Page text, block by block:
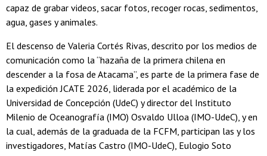
capaz de grabar videos, sacar fotos, recoger rocas, sedimentos,
agua, gases y animales.
El descenso de Valeria Cortés Rivas, descrito por los medios de
comunicación como la “hazaña de la primera chilena en
descender a la fosa de Atacama”, es parte de la primera fase de
la expedición JCATE 2026, liderada por el académico de la
Universidad de Concepción (UdeC) y director del Instituto
Milenio de Oceanografía (IMO) Osvaldo Ulloa (IMO-UdeC), y en
la cual, además de la graduada de la FCFM, participan las y los
investigadores, Matías Castro (IMO-UdeC), Eulogio Soto